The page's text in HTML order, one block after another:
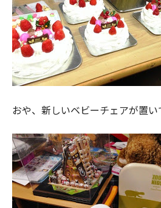
おや、新しいベビーチェアが置い